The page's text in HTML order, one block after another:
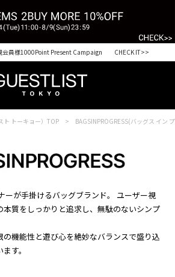
以上ご購入で送料無料 CHECK IT>>
規会員様1000Point Present Campaign CHECK IT>>
ト トーキョー）TOP BAGSINPROGRESS(バッグス イン
ーが手掛けるバッグブランド。 ユーザー視
本質をしっかりと追求し、無駄のないシンプ
機能性と遊び心を絶妙なバランスで盛り込
す。